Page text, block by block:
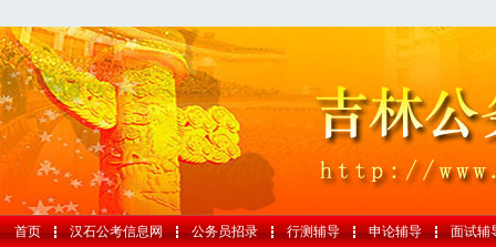
首页 汉石公考信息网 公务员招录 行测辅导 申论辅导 面试辅